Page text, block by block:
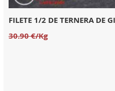
FILETE 1/2 DE TERNERA DE
30.90 €/Kg